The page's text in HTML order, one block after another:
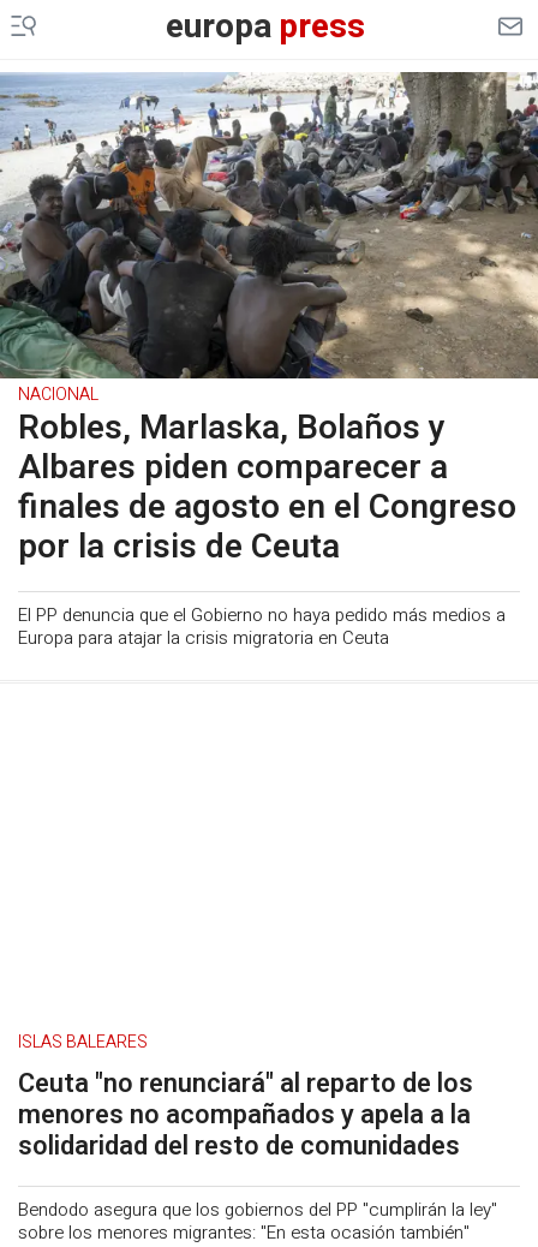
europapress
NACIONAL
Robles, Marlaska, Bolaños y
Albares piden comparecer a
finales de agosto en el Congreso
por la crisis de Ceuta
El PP denuncia que el Gobierno no haya pedido más medios a
Europa para atajar la crisis migratoria en Ceuta
ISLAS BALEARES
Ceuta "no renunciará" al reparto de los
menores no acompañados y apela a la
solidaridad del resto de comunidades
Bendodo asegura que los gobiernos del PP "cumplirán la ley"
sobre los menores migrantes: "En esta ocasión también"